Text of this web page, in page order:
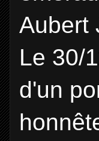
Aubert
Le 30/
d'un